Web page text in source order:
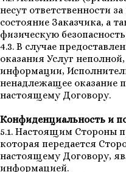
несут ответственности
состояние Заказчика, а
физическую
4.3. В случае
оказания Услуг
информации,
ненадлежащее оказание
настоящему Договору.
Конфиденциальность и
5.1. Настоящим Стороны
которая передается
настоящему Договору,
информацией.